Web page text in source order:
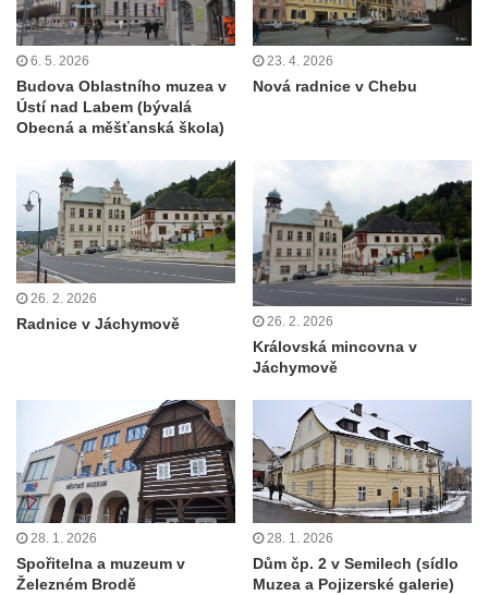
6. 5. 2026
Budova Oblastního muzea v
Ústí nad Labem (bývalá
Obecná a měšťanská škola)
23. 4. 2026
Nová radnice v Chebu
26. 2. 2026
Radnice v Jáchymově 26. 2. 2026
Královská mincovna v
Jáchymově
28. 1. 2026
Spořitelna a muzeum v
Železném Brodě
28. 1. 2026
Dům čp. 2 v Semilech (sídlo
Muzea a Pojizerské galerie)